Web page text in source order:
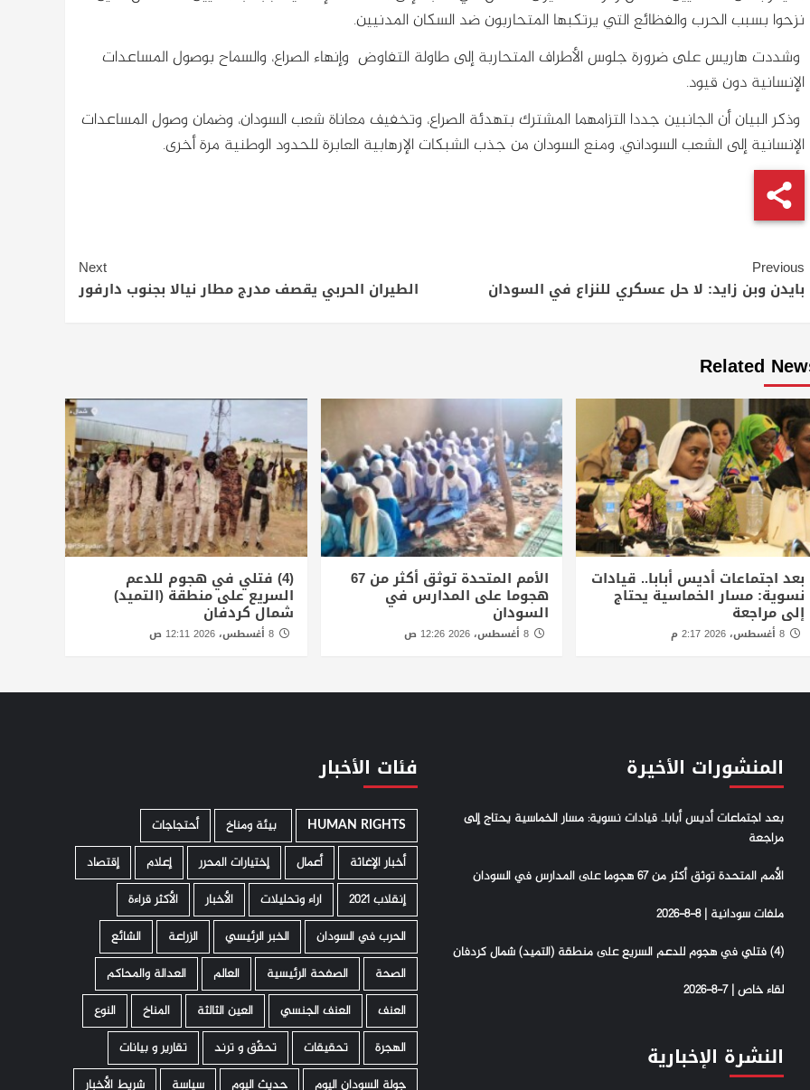
نزحوا بسبب الحرب والفظائع التي يرتكبها المتحاربون ضد السكان المدنيين.
وشددت هاريس على ضرورة جلوس الأطراف المتحاربة إلى طاولة التفاوض وإنهاء الصراع، والسماح بوصول المساعدات
الإنسانية دون قيود.
وذكر البيان أن الجانبين جددا التزامهما المشترك بتهدئة الصراع، وتخفيف معاناة شعب السودان، وضمان وصول المساعدات
الإنسانية إلى الشعب السوداني، ومنع السودان من جذب الشبكات الإرهابية العابرة للحدود الوطنية مرة أخرى.
Continue
Reading
Previous
بايدن وبن زايد: لا حل عسكري للنزاع في السودان
Next
الطيران الحربي يقصف مدرج مطار نيالا بجنوب دارفور
Related
بعد اجتماعات أديس أبابا.. قيادات
نسوية: مسار الخماسية يحتاج
إلى مراجعة
8 أغسطس، 2026 2:17 م
الأمم المتحدة توثق أكثر من 67
هجوما على المدارس في
السودان
(4) فتلي في هجوم للدعم
السريع على منطقة (التميد)
شمال كردفان
8 أغسطس، 2026 12:11 ص
المنشورات الأخيرة
بعد اجتماعات أديس أبابا.. قيادات نسوية: مسار الخماسية يحتاج إلى
مراجعة
الأمم المتحدة توثق أكثر من 67 هجوما على المدارس في السودان
ملفات سودانية | 8-8-2026
(4) فتلي في هجوم للدعم السريع على منطقة (التميد) شمال كردفان
لقاء خاص | 7-8-2026
النشرة الإخبارية
فئات الأخبار
HUMAN RIGHTS ­ بيئة ومناخ
أحتجاجات
أخبار الإغاثة
أعمال إختيارات المحرر إعلام
إقتصاد
إنقلاب 2021
اراء وتحليلات الأخبار
الأكثر قراءة
الحرب في السودان
الخبر الرئيسي الزراعة
الشائع
الصحة
الصفحة الرئيسية العالم
العدالة والمحاكم
العنف
العنف الجنسي العين الثالثة المناخ
النوع
الهجرة
تحقيقات تحقّق و ترند
تقارير و بيانات
جولة السودان اليوم
حديث اليوم سياسة شريط الأخبار